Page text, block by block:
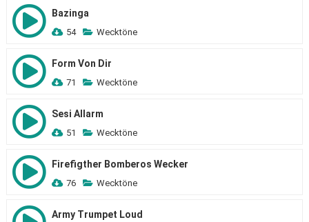
Bazinga
54 Wecktöne
Form Von Dir
71 Wecktöne
Sesi Allarm
51 Wecktöne
Firefigther Bomberos Wecker
76 Wecktöne
Army Trumpet Loud